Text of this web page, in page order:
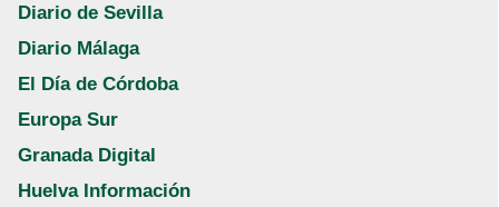
Diario de Sevilla
Diario Málaga
El Día de Córdoba
Europa Sur
Granada Digital
Huelva Información